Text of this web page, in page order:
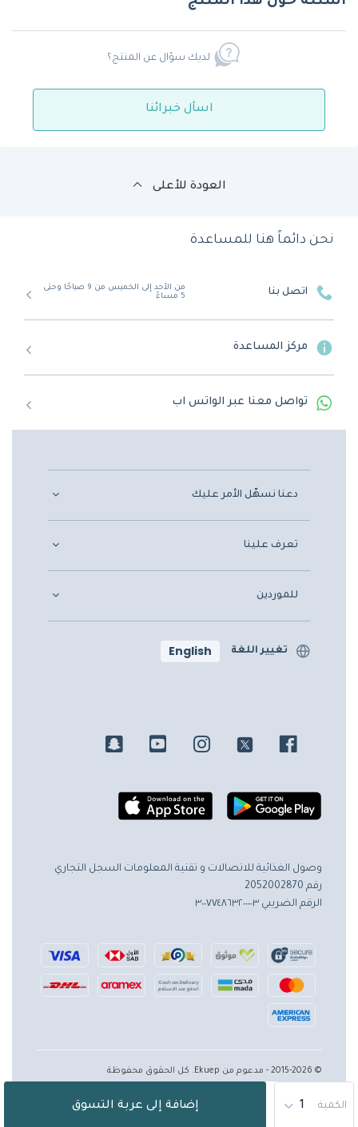
الكمية إضافة إلى عربة التسوق
لديك سؤال عن المنتج؟
اسأل خبرائنا
العودة للأعلى
نحن دائماً هنا للمساعدة
اتصل بنا
من الأحد إلى الخميس من 9 صباحًا وحتى
5 مساءً
مركز المساعدة
تواصل معنا عبر الواتس اب
دعنا نسهّل الأمر عليك
تعرف علينا
للموردين
تغيير اللغة English
وصول الغذائية للاتصالات و تقنية المعلومات السجل التجاري
رقم 2052002870
الرقم الضريبي ٣٠٠٧٧٤٨٦٣٢٠٠٠٠٣
© 2015-2026 - مدعوم من Ekuep. كل الحقوق محفوظة